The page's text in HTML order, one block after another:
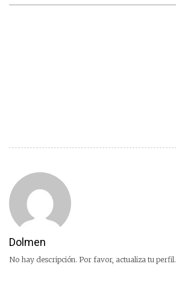
Dolmen
No hay descripción. Por favor, actualiza tu perfil.